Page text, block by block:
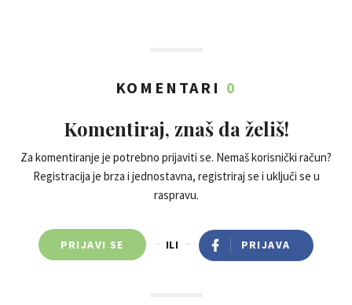
KOMENTARI 0
Komentiraj, znaš da želiš!
Za komentiranje je potrebno prijaviti se. Nemaš korisnički račun?
Registracija je brza i jednostavna, registriraj se i uključi se u
raspravu.
PRIJAVI SE ILI PRIJAVA